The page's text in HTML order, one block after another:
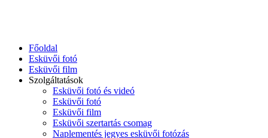
Főoldal
Esküvői fotó
Esküvői film
Szolgáltatások
Esküvői fotó és videó
Esküvői fotó
Esküvői film
Esküvői szertartás csomag
Naplementés jegyes esküvői fotózás